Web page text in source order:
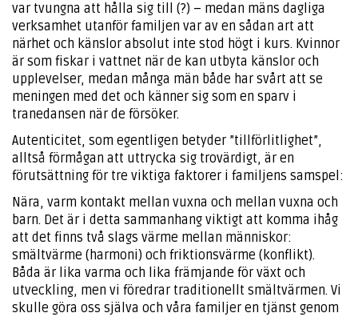
var tvungna att hålla sig till (?) – medan mäns dagliga
verksamhet utanför familjen var av en sådan art att
närhet och känslor absolut inte stod högt i kurs. Kvinnor
är som fiskar i vattnet när de kan utbyta känslor och
upplevelser, medan många män både har svårt att se
meningen med det och känner sig som en sparv i
tranedansen när de försöker.
Autenticitet, som egentligen betyder ”tillförlitlighet”,
alltså förmågan att uttrycka sig trovärdigt, är en
förutsättning för tre viktiga faktorer i familjens samspel:
Nära, varm kontakt mellan vuxna och mellan vuxna och
barn. Det är i detta sammanhang viktigt att komma ihåg
att det finns två slags värme mellan människor:
smältvärme (harmoni) och friktionsvärme (konflikt).
Båda är lika varma och lika främjande för växt och
utveckling, men vi föredrar traditionellt smältvärmen. Vi
skulle göra oss själva och våra familjer en tjänst genom